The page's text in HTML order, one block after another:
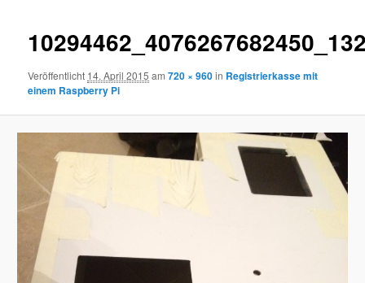
Veröffentlicht 14. April 2015 am720 × 960in Registrierkasse mit
einem Raspberry Pi